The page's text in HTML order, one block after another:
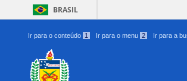
BRASIL
Ir para o conteúdo 1 Ir para o menu 2 Ir para a